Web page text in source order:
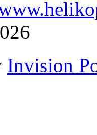
Invision